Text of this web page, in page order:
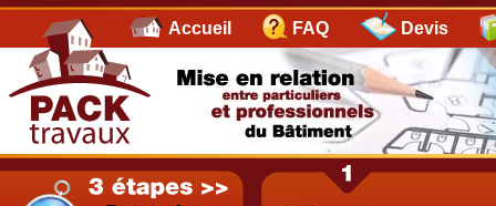
Accueil FAQ Devis